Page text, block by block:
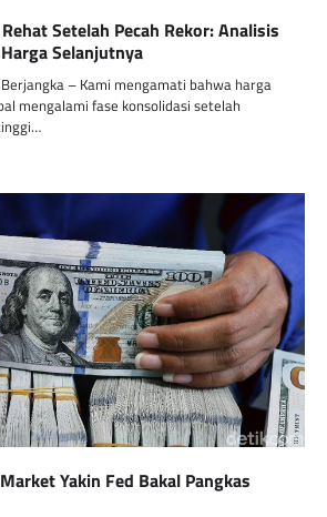
Setelah Pecah Rekor: Analisis
Selanjutnya
– Kami mengamati bahwa harga
mengalami fase konsolidasi setelah
Yakin Fed Bakal Pangkas